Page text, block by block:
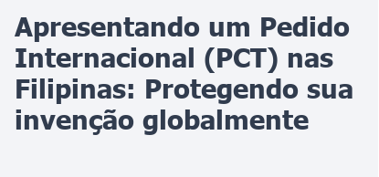
Apresentando um Pedido
Internacional (PCT) nas
Filipinas: Protegendo sua
invenção globalmente